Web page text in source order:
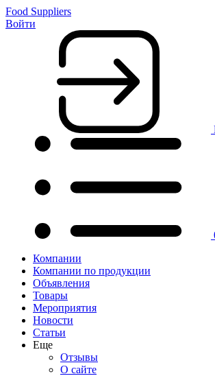
Food Suppliers
Войти
Компании
Компании по продукции
Объявления
Товары
Мероприятия
Новости
Статьи
Еще
Отзывы
О сайте